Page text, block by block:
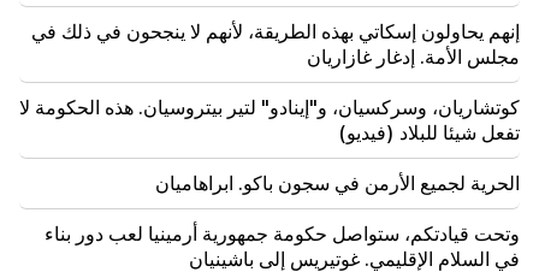
حياة يريفان على المذبح. فاردانيان يتحدث عن جودة الهواء
في يريفان (فيديو)
21:16
إنهم يحاولون إسكاتي بهذه الطريقة، لأنهم لا ينجحون في ذلك
في مجلس الأمة. إدغار غازاريان
20:30
كوتشاريان، وسركسيان، و"إينادو" لتير بيتروسيان. هذه
الحكومة لا تفعل شيئا للبلاد (فيديو)
إنهم يحاولون إسكاتي بهذه الطريقة، لأنهم لا ينجحون في ذلك في
مجلس الأمة. إدغار غازاريان
كوتشاريان، وسركسيان، و"إينادو" لتير بيتروسيان. هذه الحكومة لا
تفعل شيئا للبلاد (فيديو)
الحرية لجميع الأرمن في سجون باكو. ابراهاميان
وتحت قيادتكم، ستواصل حكومة جمهورية أرمينيا لعب دور بناء
في السلام الإقليمي. غوتيريس إلى باشينيان